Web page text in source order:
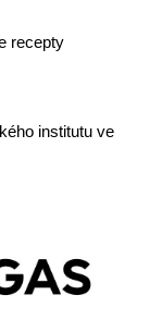
recepty
institutu ve